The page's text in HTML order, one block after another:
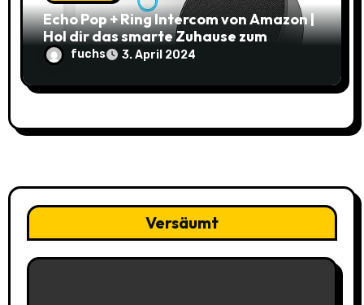
Echo Pop + Ring Intercom von Amazon |
Hol dir das smarte Zuhause zum
Schnäppchenpreis!
fuchs 3. April 2024
Versäumt